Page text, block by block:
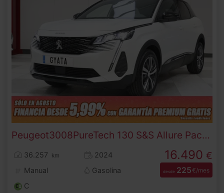
Peugeot3008 PureTech 130 S&S Allure Pack 96 kW (130 CV)
36.257 km
2024
Manual
Gasolina
C
16.490 €
desde 225€/mes